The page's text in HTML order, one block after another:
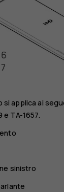
applica ai
e TA-1657.
sinistro